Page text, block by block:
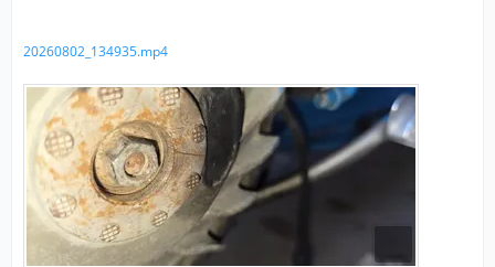
20260802_134935.mp4